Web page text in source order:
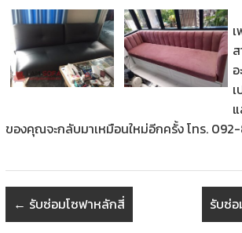
ของคุณจะกลับมาเหมือนใหม่อีกครั้ง โทร.
← รับซ่อมโซฟาหลักสี่ รับซ่